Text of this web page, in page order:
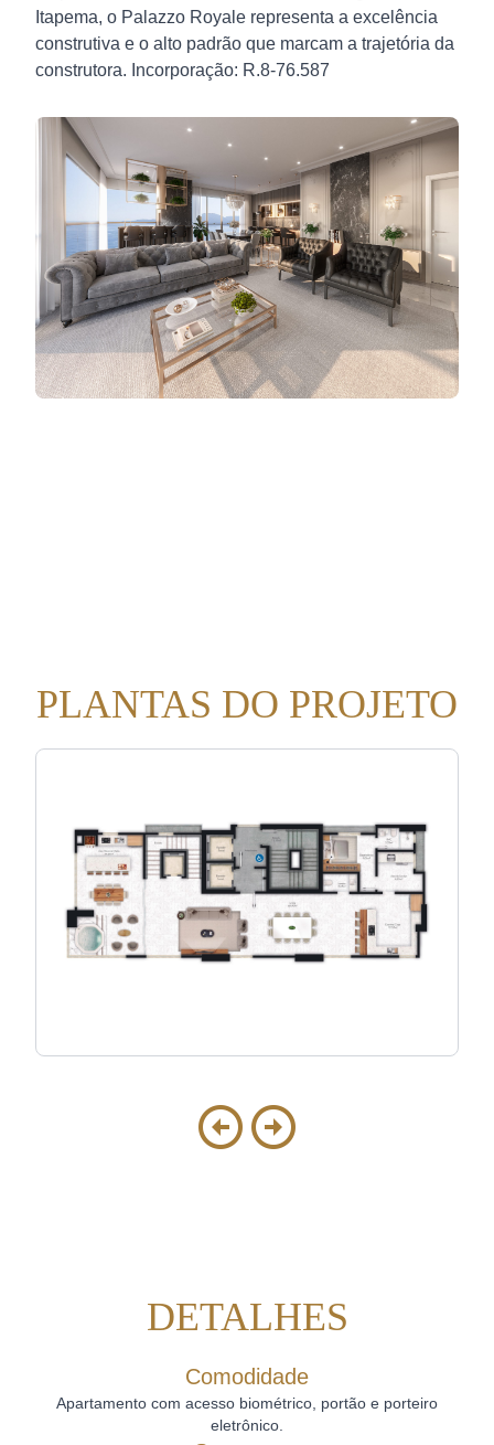
Itapema, o Palazzo Royale representa a excelência
construtiva e o alto padrão que marcam a trajetória da
construtora. Incorporação: R.8-76.587
PLANTAS DO PROJETO
DETALHES
Comodidade
Apartamento com acesso biométrico, portão e porteiro
eletrônico.